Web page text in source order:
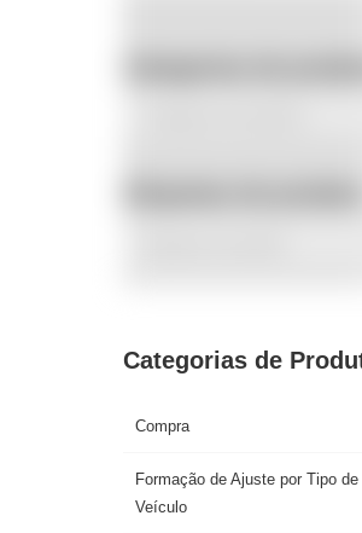
Categorias de
Compra
Formação de Ajuste por Tipo de
Veículo